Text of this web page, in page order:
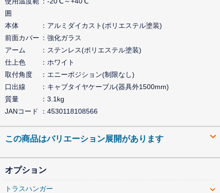
囲
本体
アルミダイカスト(ポリエステル塗装)
前面カバー
強化ガラス
アーム
ステンレス(ポリエステル塗装)
仕上色
ホワイト
取付角度
エニーポジション(制限なし)
口出線
キャブタイヤケーブル(器具外1500mm)
質量
3.1kg
JANコード
4530118108566
この商品はバリエーション展開があります
オプション
トラスハンガー